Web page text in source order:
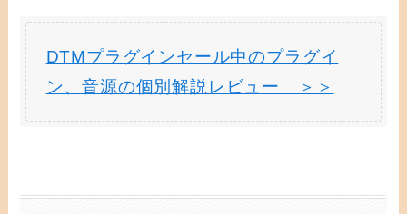
DTMプラグインセール中のプラグイ
ン、音源の個別解説レビュー ＞＞